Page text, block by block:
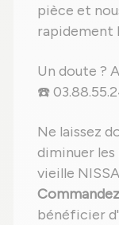
pièce et
rapidement
Un doute ?
☎️
Ne laissez
diminuer
vieille
bénéficier